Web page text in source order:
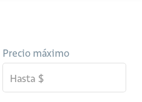
Precio máximo